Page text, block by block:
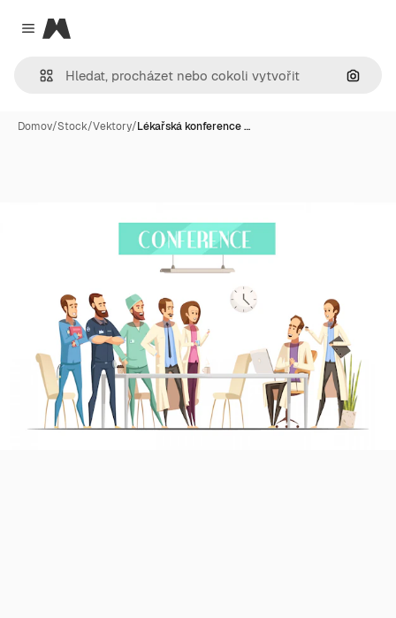
Close menu
Magnific
Hledat
Domov/Stock/Vektory/Lékařská konference …